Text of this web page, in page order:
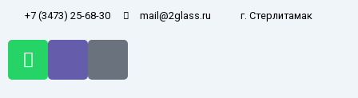
содержимому
+7 (3473) 25-68-30 mail@2glass.ru г. Стерлитамак
W
h